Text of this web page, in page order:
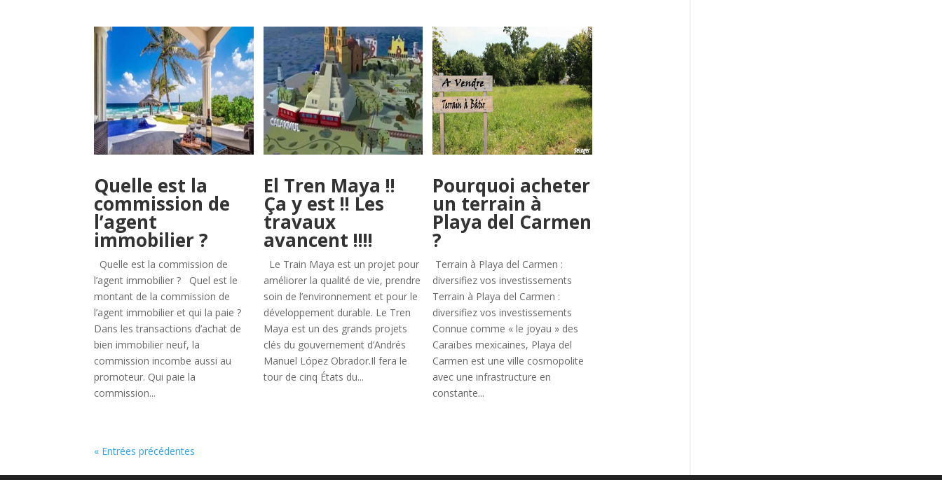
Quelle est la
commission de
l’agent
immobilier ?
Quelle est la commission de
l’agent immobilier ? Quel est le
montant de la commission de
l’agent immobilier et qui la paie ?
Dans les transactions d’achat de
bien immobilier neuf, la
commission incombe aussi au
promoteur. Qui paie la
commission...
El Tren Maya !!
Ça y est !! Les
travaux
avancent !!!!
Le Train Maya est un projet pour
améliorer la qualité de vie, prendre
soin de l’environnement et pour le
développement durable. Le Tren
Maya est un des grands projets
clés du gouvernement d’Andrés
Manuel López Obrador.Il fera le
tour de cinq États du...
Pourquoi acheter
un terrain à
Playa del Carmen
?
Terrain à Playa del Carmen :
diversifiez vos investissements
Terrain à Playa del Carmen :
diversifiez vos investissements
Connue comme « le joyau » des
Caraïbes mexicaines, Playa del
Carmen est une ville cosmopolite
avec une infrastructure en
constante...
« Entrées précédentes